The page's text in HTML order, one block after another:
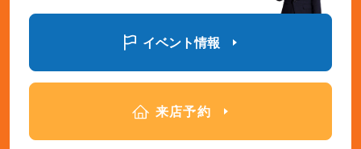
イベント情報
来店予約